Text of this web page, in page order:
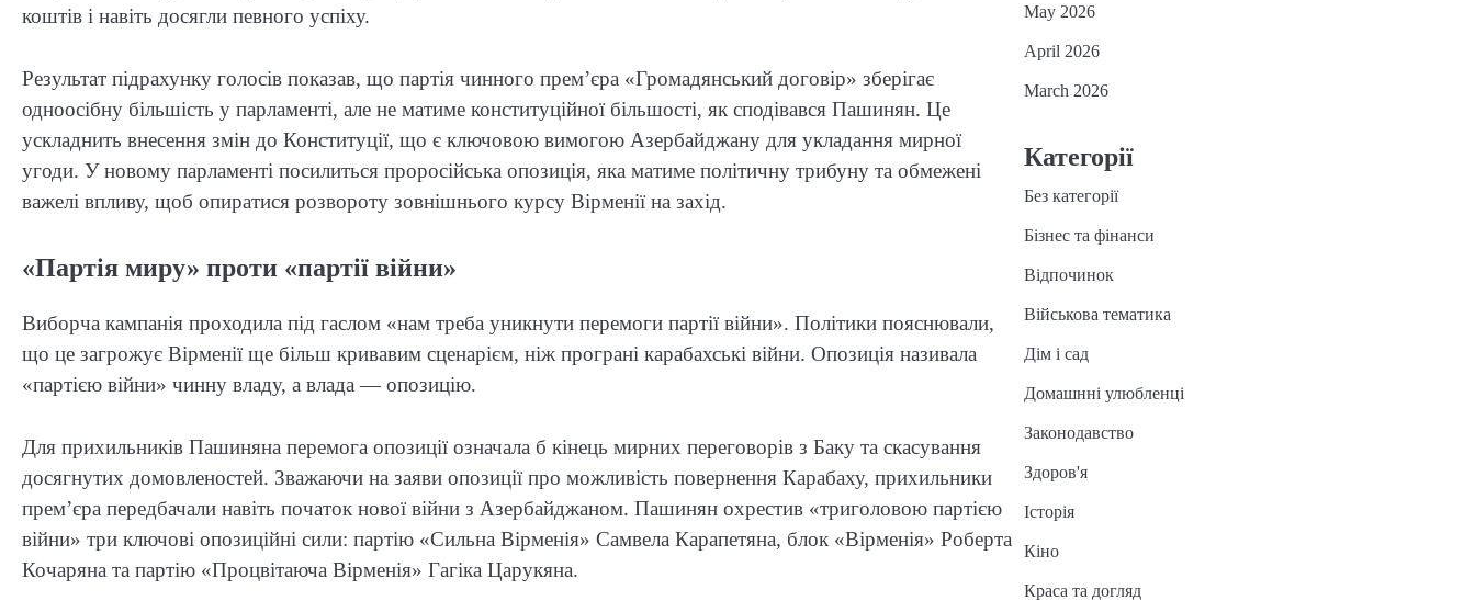
коштів і навіть досягли певного успіху.
Результат підрахунку голосів показав, що партія чинного прем’єра «Громадянський договір» зберігає
одноосібну більшість у парламенті, але не матиме конституційної більшості, як сподівався Пашинян. Це
ускладнить внесення змін до Конституції, що є ключовою вимогою Азербайджану для укладання мирної
угоди. У новому парламенті посилиться проросійська опозиція, яка матиме політичну трибуну та обмежені
важелі впливу, щоб опиратися розвороту зовнішнього курсу Вірменії на захід.
«Партія миру» проти «партії війни»
Виборча кампанія проходила під гаслом «нам треба уникнути перемоги партії війни». Політики пояснювали,
що це загрожує Вірменії ще більш кривавим сценарієм, ніж програні карабахські війни. Опозиція називала
«партією війни» чинну владу, а влада — опозицію.
Для прихильників Пашиняна перемога опозиції означала б кінець мирних переговорів з Баку та скасування
досягнутих домовленостей. Зважаючи на заяви опозиції про можливість повернення Карабаху, прихильники
прем’єра передбачали навіть початок нової війни з Азербайджаном. Пашинян охрестив «триголовою партією
війни» три ключові опозиційні сили: партію «Сильна Вірменія» Самвела Карапетяна, блок «Вірменія» Роберта
Кочаряна та партію «Процвітаюча Вірменія» Гагіка Царукяна.
May 2026
April 2026
March 2026
Категорії
Без категорії
Бізнес та фінанси
Відпочинок
Військова тематика
Дім і сад
Домашнні улюбленці
Законодавство
Здоров'я
Історія
Кіно
Краса та догляд